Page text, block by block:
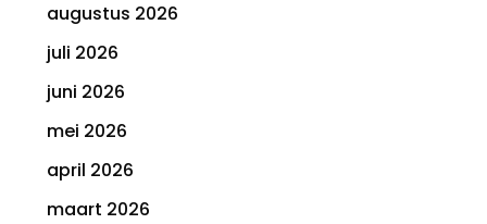
augustus 2026
juli 2026
juni 2026
mei 2026
april 2026
maart 2026